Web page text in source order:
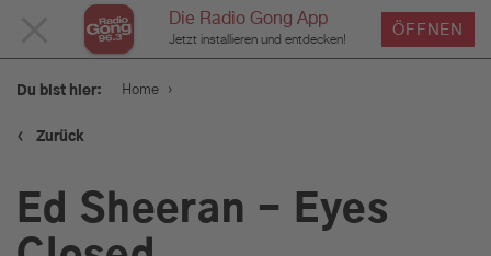
Die Radio Gong App
Jetzt installieren und entdecken!
ÖFFNEN
SCHLIESSEN
Programm
Du bist hier: Home ›
‹ Zurück
Ed Sheeran - Eyes